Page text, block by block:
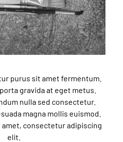
purus sit amet fermentum.
gravida at eget metus.
nulla sed consectetur.
magna mollis euismod.
consectetur adipiscing
elit.